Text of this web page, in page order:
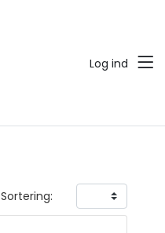
Log ind
Sortering: